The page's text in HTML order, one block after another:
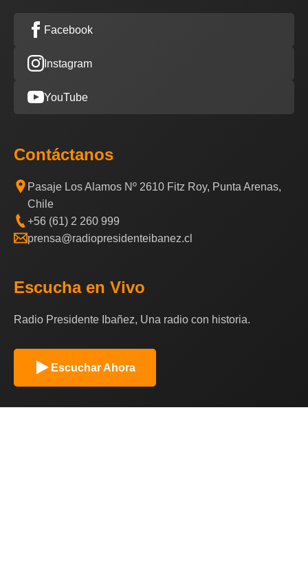
Facebook
Instagram
YouTube
Contáctanos
Pasaje Los Alamos Nº 2610 Fitz Roy, Punta Arenas,
Chile
+56 (61) 2 260 999
prensa@radiopresidenteibanez.cl
Escucha en Vivo
Radio Presidente Ibañez, Una radio con historia.
Escuchar Ahora